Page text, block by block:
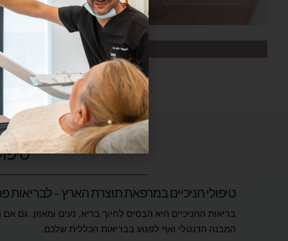
טיפולי חניכיים במרפאת תוצרת הארץ –
בריאות החניכיים היא הבסיס לחיוך בריא, נעים ומאוזן. גם
המבנה הדנטלי ואף לפגוע בבריאות הכללית שלכם.